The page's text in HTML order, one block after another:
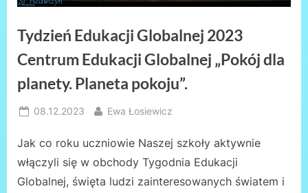
Tydzień Edukacji Globalnej 2023
Centrum Edukacji Globalnej „Pokój dla
planety. Planeta pokoju”.
Posted
08.12.2023 By
Ewa Łosiewicz
Jak co roku uczniowie Naszej szkoły aktywnie
włączyli się w obchody Tygodnia Edukacji
Globalnej, święta ludzi zainteresowanych światem i